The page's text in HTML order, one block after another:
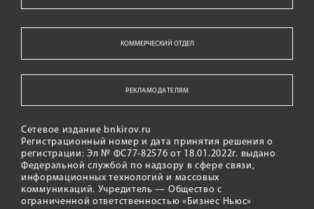
КОММЕРЧЕСКИЙ ОТДЕЛ
РЕКЛАМОДАТЕЛЯМ
Сетевое издание bnkirov.ru
Регистрационный номер и дата принятия решения о
регистрации: Эл № ФС77-82576 от 18.01.2022г. выдано
Федеральной службой по надзору в сфере связи,
информационных технологий и массовых
коммуникаций. Учредитель — Общество с
ограниченной ответственностью «Бизнес Ньюс»